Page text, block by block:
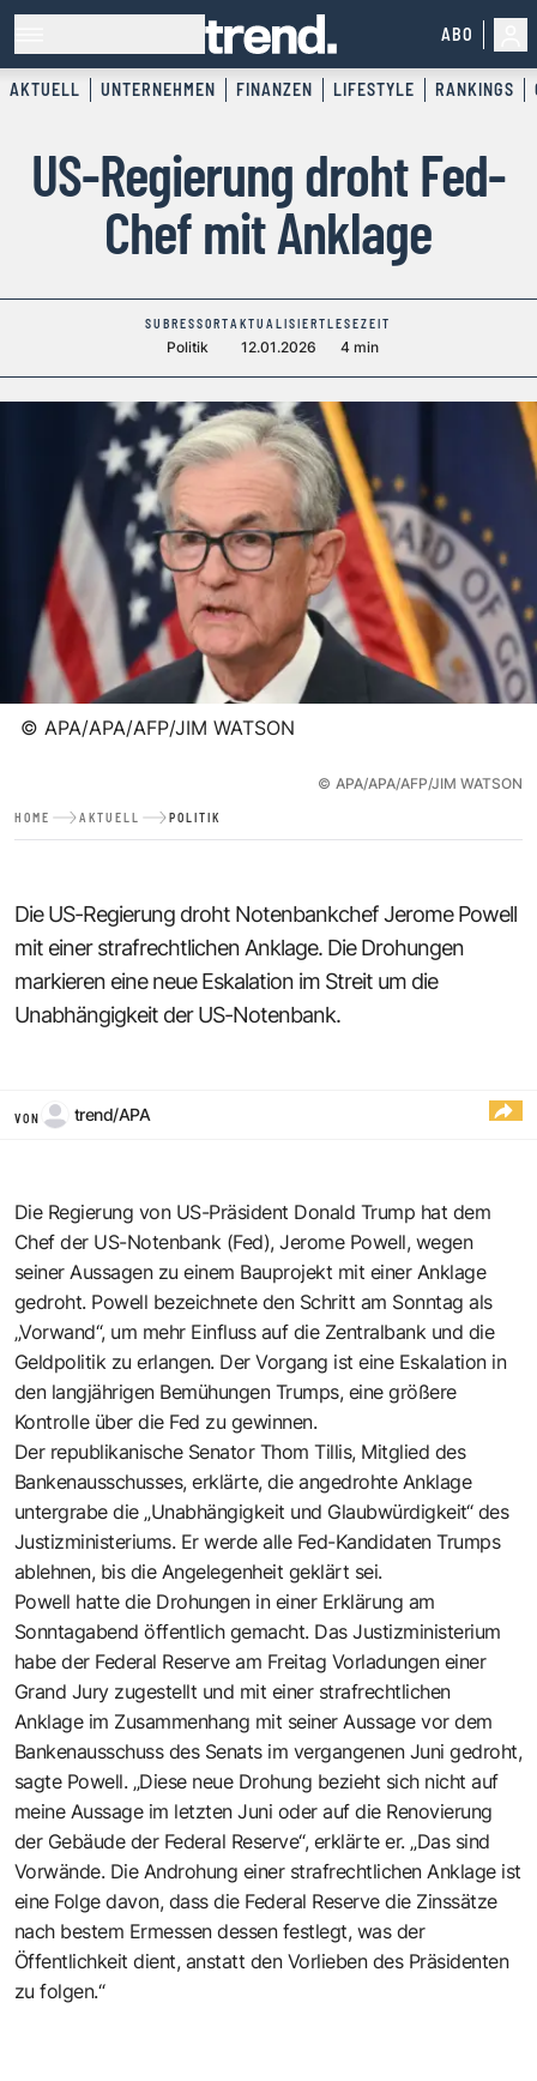
ABO
AKTUELL UNTERNEHMEN FINANZEN LIFESTYLE RANKINGS
US-Regierung droht Fed-
Chef mit Anklage
SUBRESSORT
Politik
AKTUALISIERT
12.01.2026
LESEZEIT
4 min
© APA/APA/AFP/JIM WATSON
© APA/APA/AFP/JIM WATSON
HOME AKTUELL POLITIK
Die US-Regierung droht Notenbankchef Jerome Powell
mit einer strafrechtlichen Anklage. Die Drohungen
markieren eine neue Eskalation im Streit um die
Unabhängigkeit der US-Notenbank.
VON trend/APA
Die Regierung von US-Präsident Donald Trump hat dem
Chef der US-Notenbank (Fed), Jerome Powell, wegen
seiner Aussagen zu einem Bauprojekt mit einer Anklage
gedroht. Powell bezeichnete den Schritt am Sonntag als
„Vorwand“, um mehr Einfluss auf die Zentralbank und die
Geldpolitik zu erlangen. Der Vorgang ist eine Eskalation in
den langjährigen Bemühungen Trumps, eine größere
Kontrolle über die Fed zu gewinnen.
Der republikanische Senator Thom Tillis, Mitglied des
Bankenausschusses, erklärte, die angedrohte Anklage
untergrabe die „Unabhängigkeit und Glaubwürdigkeit“ des
Justizministeriums. Er werde alle Fed-Kandidaten Trumps
ablehnen, bis die Angelegenheit geklärt sei.
Powell hatte die Drohungen in einer Erklärung am
Sonntagabend öffentlich gemacht. Das Justizministerium
habe der Federal Reserve am Freitag Vorladungen einer
Grand Jury zugestellt und mit einer strafrechtlichen
Anklage im Zusammenhang mit seiner Aussage vor dem
Bankenausschuss des Senats im vergangenen Juni gedroht,
sagte Powell. „Diese neue Drohung bezieht sich nicht auf
meine Aussage im letzten Juni oder auf die Renovierung
der Gebäude der Federal Reserve“, erklärte er. „Das sind
Vorwände. Die Androhung einer strafrechtlichen Anklage ist
eine Folge davon, dass die Federal Reserve die Zinssätze
nach bestem Ermessen dessen festlegt, was der
Öffentlichkeit dient, anstatt den Vorlieben des Präsidenten
zu folgen.“